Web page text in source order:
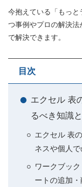
今抱えている「もっ
つ事例やプロの解決
で解決できます。
目次
エクセル 表
るべき知識
エクセル 表
ネスや個人
ワークブッ
ートの追加